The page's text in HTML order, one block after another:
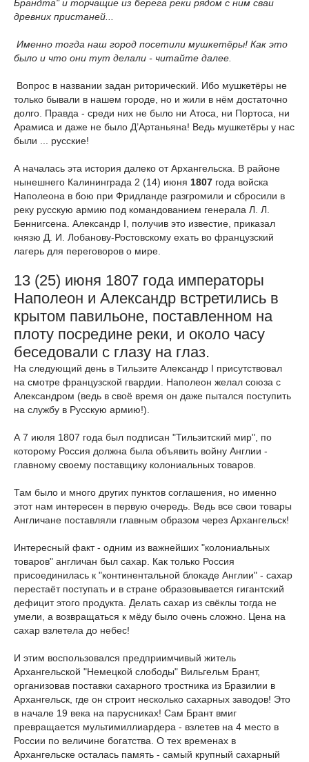
Брандта" и торчащие из берега реки рядом с ним сваи
древних пристаней...
Именно тогда наш город посетили мушкетёры! Как это
было и что они тут делали - читайте далее.
Вопрос в названии задан риторический. Ибо мушкетёры не
только бывали в нашем городе, но и жили в нём достаточно
долго. Правда - среди них не было ни Атоса, ни Портоса, ни
Арамиса и даже не было Д’Артаньяна! Ведь мушкетёры у нас
были ... русские!
А началась эта история далеко от Архангельска. В районе
нынешнего Калининграда 2 (14) июня 1807 года войска
Наполеона в бою при Фридланде разгромили и сбросили в
реку русскую армию под командованием генерала Л. Л.
Беннигсена. Александр I, получив это известие, приказал
князю Д. И. Лобанову-Ростовскому ехать во французский
лагерь для переговоров о мире.
13 (25) июня 1807 года императоры
Наполеон и Александр встретились в
крытом павильоне, поставленном на
плоту посредине реки, и около часу
беседовали с глазу на глаз.
На следующий день в Тильзите Александр I присутствовал
на смотре французской гвардии. Наполеон желал союза с
Александром (ведь в своё время он даже пытался поступить
на службу в Русскую армию!).
А 7 июля 1807 года был подписан "Тильзитский мир", по
которому Россия должна была объявить войну Англии -
главному своему поставщику колониальных товаров.
Там было и много других пунктов соглашения, но именно
этот нам интересен в первую очередь. Ведь все свои товары
Англичане поставляли главным образом через Архангельск!
Интересный факт - одним из важнейших "колониальных
товаров" англичан был сахар. Как только Россия
присоединилась к "континентальной блокаде Англии" - сахар
перестаёт поступать и в стране образовывается гигантский
дефицит этого продукта. Делать сахар из свёклы тогда не
умели, а возвращаться к мёду было очень сложно. Цена на
сахар взлетела до небес!
И этим воспользовался предприимчивый житель
Архангельской "Немецкой слободы" Вильгельм Брант,
организовав поставки сахарного тростника из Бразилии в
Архангельск, где он строит несколько сахарных заводов! Это
в начале 19 века на парусниках! Сам Брант вмиг
превращается мультимиллиардера - взлетев на 4 место в
России по величине богатства. О тех временах в
Архангельске осталась память - самый крупный сахарный